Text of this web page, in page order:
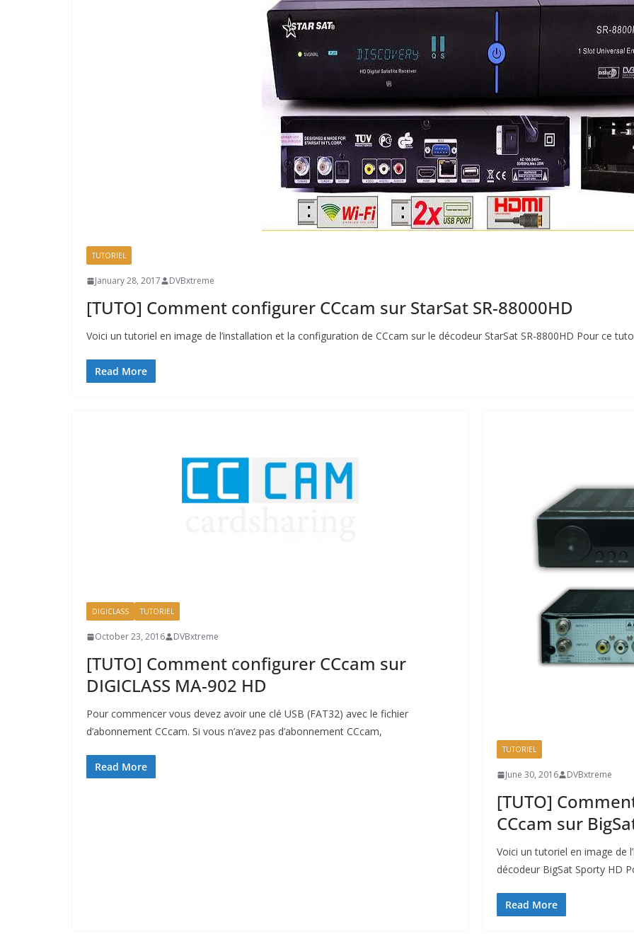
TUTORIEL
January 28, 2017 DVBxtreme
[TUTO] Comment configurer CCcam sur StarSat SR-88000HD
Voici un tutoriel en image de l’installation et la configuration de CCcam sur le décodeur StarSat SR-8800HD Pour ce
Read More
DIGICLASS TUTORIEL
October 23, 2016 DVBxtreme
[TUTO] Comment configurer CCcam sur
DIGICLASS MA-902 HD
Pour commencer vous devez avoir une clé USB (FAT32) avec le fichier
d’abonnement CCcam. Si vous n’avez pas d’abonnement CCcam,
Read More
TUTORIEL
June 30, 2016 DVBxtreme
[TUTO]
CCcam sur
Voici un tutoriel en image de
décodeur BigSat Sporty HD
Read More